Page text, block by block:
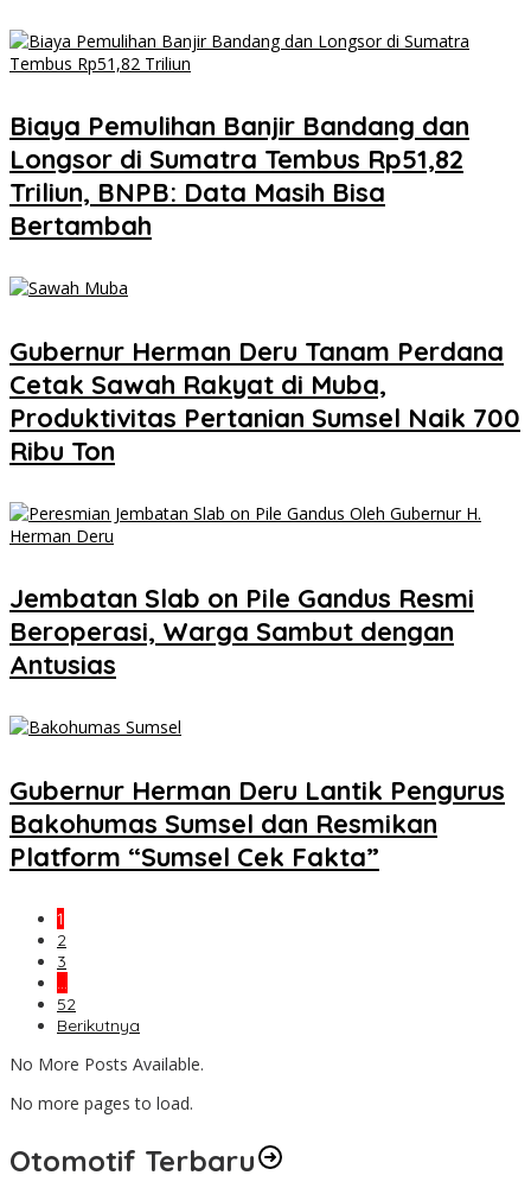
Biaya Pemulihan Banjir Bandang dan
Longsor di Sumatra Tembus Rp51,82
Triliun, BNPB: Data Masih Bisa
Bertambah
Gubernur Herman Deru Tanam Perdana
Cetak Sawah Rakyat di Muba,
Produktivitas Pertanian Sumsel Naik 700
Ribu Ton
Jembatan Slab on Pile Gandus Resmi
Beroperasi, Warga Sambut dengan
Antusias
Gubernur Herman Deru Lantik Pengurus
Bakohumas Sumsel dan Resmikan
Platform “Sumsel Cek Fakta”
1
2
3
…
52
Berikutnya
No More Posts Available.
No more pages to load.
Otomotif Terbaru